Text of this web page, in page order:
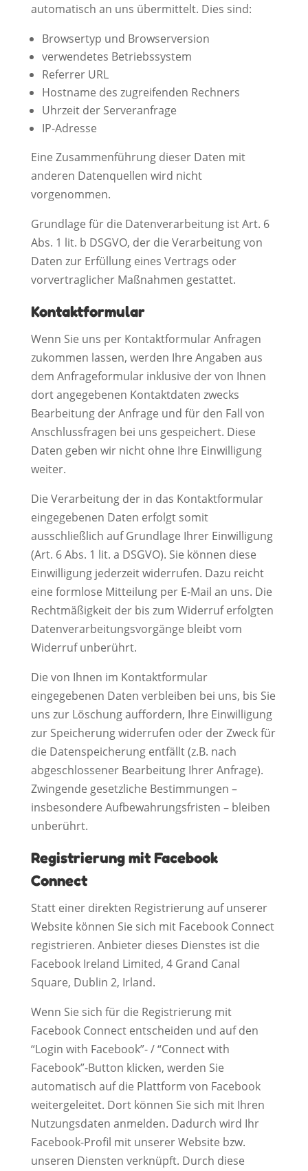
automatisch an uns übermittelt. Dies sind:
Browsertyp und Browserversion
verwendetes Betriebssystem
Referrer URL
Hostname des zugreifenden Rechners
Uhrzeit der Serveranfrage
IP-Adresse
Eine Zusammenführung dieser Daten mit
anderen Datenquellen wird nicht
vorgenommen.
Grundlage für die Datenverarbeitung ist Art. 6
Abs. 1 lit. b DSGVO, der die Verarbeitung von
Daten zur Erfüllung eines Vertrags oder
vorvertraglicher Maßnahmen gestattet.
Kontaktformular
Wenn Sie uns per Kontaktformular Anfragen
zukommen lassen, werden Ihre Angaben aus
dem Anfrageformular inklusive der von Ihnen
dort angegebenen Kontaktdaten zwecks
Bearbeitung der Anfrage und für den Fall von
Anschlussfragen bei uns gespeichert. Diese
Daten geben wir nicht ohne Ihre Einwilligung
weiter.
Die Verarbeitung der in das Kontaktformular
eingegebenen Daten erfolgt somit
ausschließlich auf Grundlage Ihrer Einwilligung
(Art. 6 Abs. 1 lit. a DSGVO). Sie können diese
Einwilligung jederzeit widerrufen. Dazu reicht
eine formlose Mitteilung per E-Mail an uns. Die
Rechtmäßigkeit der bis zum Widerruf erfolgten
Datenverarbeitungsvorgänge bleibt vom
Widerruf unberührt.
Die von Ihnen im Kontaktformular
eingegebenen Daten verbleiben bei uns, bis Sie
uns zur Löschung auffordern, Ihre Einwilligung
zur Speicherung widerrufen oder der Zweck für
die Datenspeicherung entfällt (z.B. nach
abgeschlossener Bearbeitung Ihrer Anfrage).
Zwingende gesetzliche Bestimmungen –
insbesondere Aufbewahrungsfristen – bleiben
unberührt.
Registrierung mit Facebook
Connect
Statt einer direkten Registrierung auf unserer
Website können Sie sich mit Facebook Connect
registrieren. Anbieter dieses Dienstes ist die
Facebook Ireland Limited, 4 Grand Canal
Square, Dublin 2, Irland.
Wenn Sie sich für die Registrierung mit
Facebook Connect entscheiden und auf den
“Login with Facebook”- / “Connect with
Facebook”-Button klicken, werden Sie
automatisch auf die Plattform von Facebook
weitergeleitet. Dort können Sie sich mit Ihren
Nutzungsdaten anmelden. Dadurch wird Ihr
Facebook-Profil mit unserer Website bzw.
unseren Diensten verknüpft. Durch diese